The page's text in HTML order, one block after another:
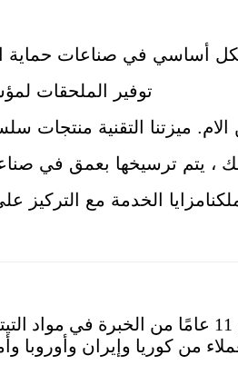
توفير الملحقات
مزايا الخدمة مع التركيز